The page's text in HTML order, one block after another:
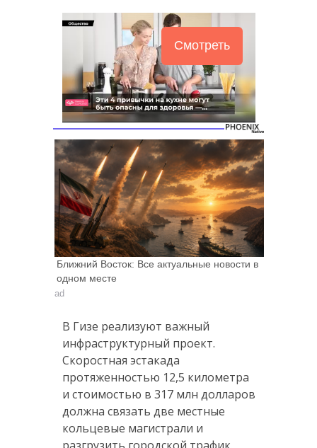
Смотреть
Ближний Восток: Все актуальные новости в
одном месте
ad
В Гизе реализуют важный
инфраструктурный проект.
Скоростная эстакада
протяженностью 12,5 километра
и стоимостью в 317 млн долларов
должна связать две местные
кольцевые магистрали и
разгрузить городской трафик.